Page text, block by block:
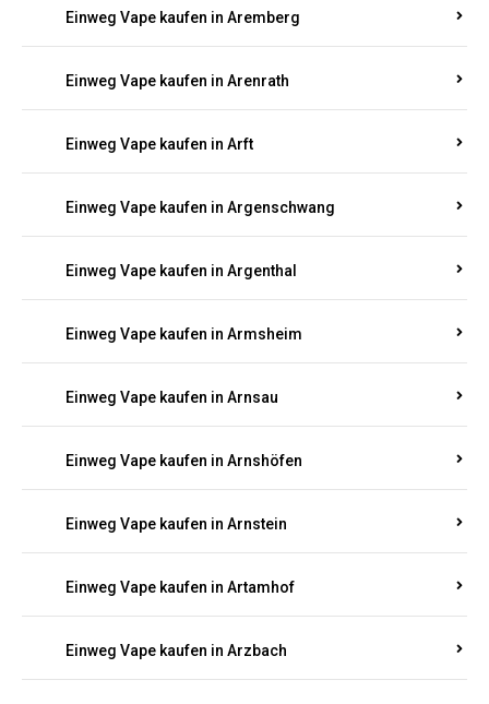
Einweg Vape kaufen in Aremberg
Einweg Vape kaufen in Arenrath
Einweg Vape kaufen in Arft
Einweg Vape kaufen in Argenschwang
Einweg Vape kaufen in Argenthal
Einweg Vape kaufen in Armsheim
Einweg Vape kaufen in Arnsau
Einweg Vape kaufen in Arnshöfen
Einweg Vape kaufen in Arnstein
Einweg Vape kaufen in Artamhof
Einweg Vape kaufen in Arzbach